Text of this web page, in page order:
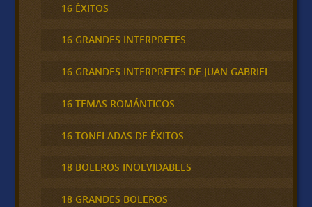
16 ÉXITOS
16 GRANDES INTERPRETES
16 GRANDES INTERPRETES DE JUAN GABRIEL
16 TEMAS ROMÁNTICOS
16 TONELADAS DE ÉXITOS
18 BOLEROS INOLVIDABLES
18 GRANDES BOLEROS